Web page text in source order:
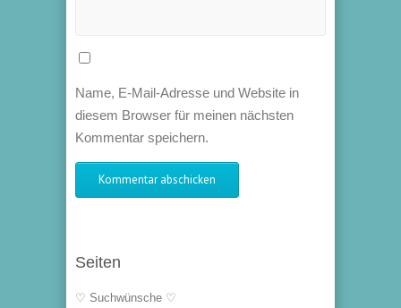
Name, E-Mail-Adresse und Website in
diesem Browser für meinen nächsten
Kommentar speichern.
Seiten
♡ Suchwünsche ♡